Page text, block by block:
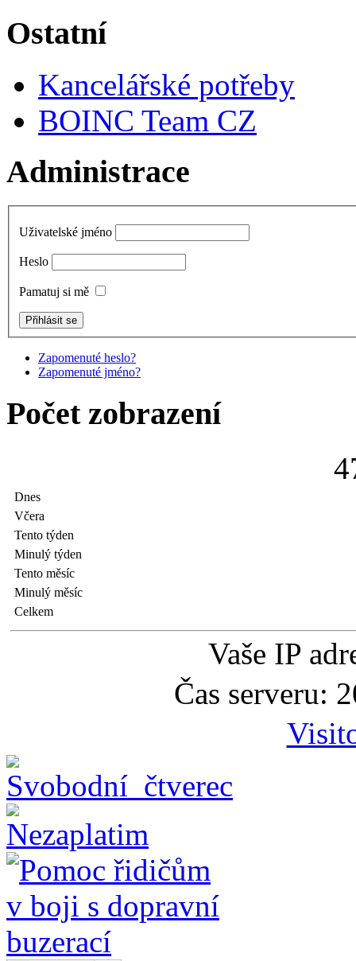
Ostatní
Kancelářské potřeby
BOINC Team CZ
Administrace
Uživatelské jméno
Heslo
Pamatuj si mě
Zapomenuté heslo?
Zapomenuté jméno?
Počet zobrazení
4
Dnes
Včera
Tento týden
Minulý týden
Tento měsíc
Minulý měsíc
Celkem
Vaše IP
Čas serveru: